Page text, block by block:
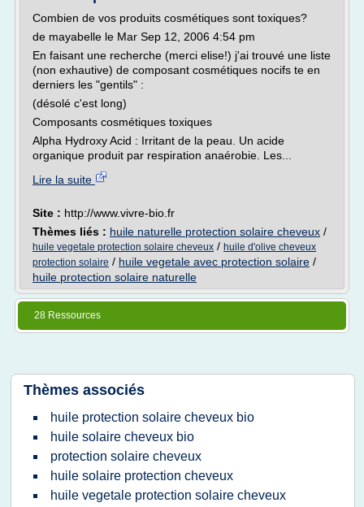
Combien de vos produits cosmétiques sont toxiques?
de mayabelle le Mar Sep 12, 2006 4:54 pm
En faisant une recherche (merci elise!) j'ai trouvé une liste
(non exhautive) de composant cosmétiques nocifs te en
derniers les "gentils" :
(désolé c'est long)
Composants cosmétiques toxiques
Alpha Hydroxy Acid : Irritant de la peau. Un acide
organique produit par respiration anaérobie. Les...
Lire la suite
Site : http://www.vivre-bio.fr
Thèmes liés : huile naturelle protection solaire cheveux /
huile vegetale protection solaire cheveux / huile d'olive cheveux
protection solaire / huile vegetale avec protection solaire /
huile protection solaire naturelle
28 Ressources
Thèmes associés
huile protection solaire cheveux bio
huile solaire cheveux bio
protection solaire cheveux
huile solaire protection cheveux
huile vegetale protection solaire cheveux